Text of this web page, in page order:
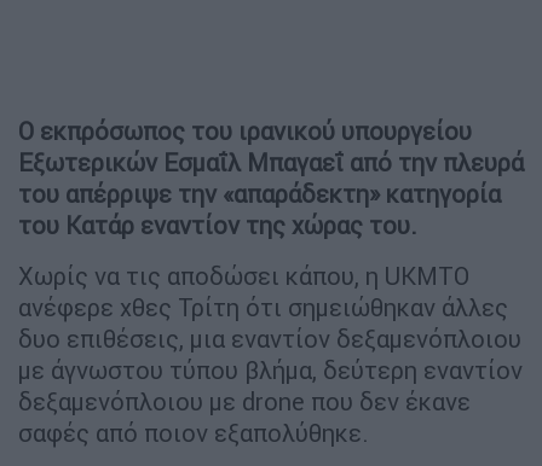
Ο εκπρόσωπος του ιρανικού υπουργείου
Εξωτερικών Εσμαΐλ Μπαγαεΐ από την πλευρά
του απέρριψε την «απαράδεκτη» κατηγορία
του Κατάρ εναντίον της χώρας του.
Χωρίς να τις αποδώσει κάπου, η UKMTO
ανέφερε χθες Τρίτη ότι σημειώθηκαν άλλες
δυο επιθέσεις, μια εναντίον δεξαμενόπλοιου
με άγνωστου τύπου βλήμα, δεύτερη εναντίον
δεξαμενόπλοιου με drone που δεν έκανε
σαφές από ποιον εξαπολύθηκε.